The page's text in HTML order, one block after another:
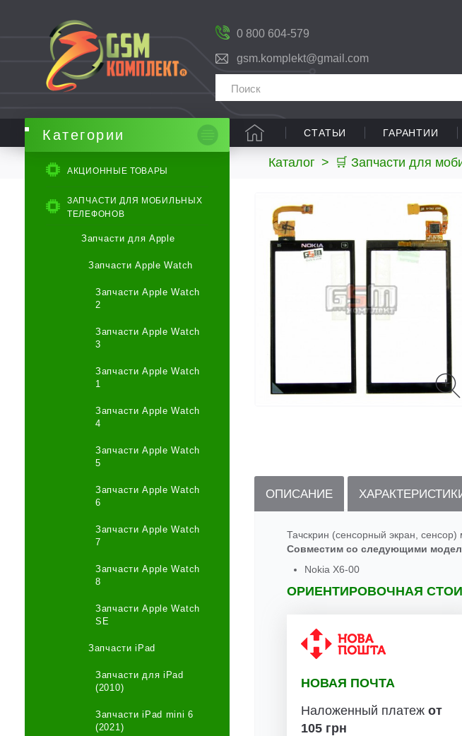
0 800 604-579
gsm.komplekt@gmail.com
СТАТЬИ ГАРАНТИИ
Каталог > 🛒 Запчасти для
Категории
АКЦИОННЫЕ ТОВАРЫ
ЗАПЧАСТИ ДЛЯ МОБИЛЬНЫХ
ТЕЛЕФОНОВ
Запчасти для Apple
Запчасти Apple Watch
Запчасти Apple Watch
2
Запчасти Apple Watch
3
Запчасти Apple Watch
1
Запчасти Apple Watch
4
Запчасти Apple Watch
5
Запчасти Apple Watch
6
Запчасти Apple Watch
7
Запчасти Apple Watch
8
Запчасти Apple Watch
SE
Запчасти iPad
Запчасти для iPad
(2010)
Запчасти iPad mini 6
(2021)
ОПИСАНИЕ
Тачскрин (сенсорный экран,
Совместим со следующими
Nokia X6-00
ОРИЕНТИРОВОЧНАЯ
НОВАЯ ПОЧТА
Наложенный платеж от
105 грн